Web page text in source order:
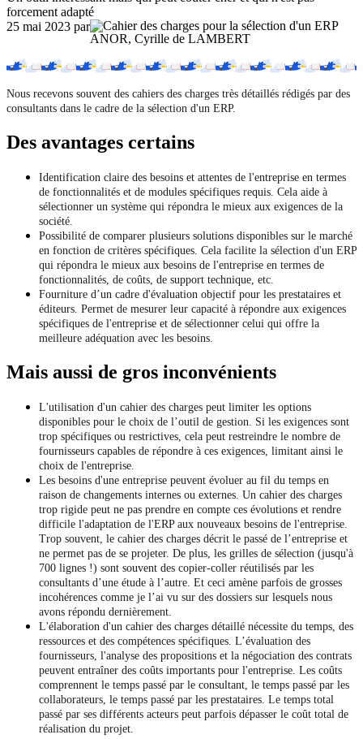
forcement adapté
25 mai 2023 par
ANOR, Cyrille de LAMBERT
Nous recevons souvent des cahiers des charges très détaillés rédigés par des
consultants dans le cadre de la sélection d'un ERP.
Des avantages certains
Identification claire des besoins et attentes de l'entreprise en termes
de fonctionnalités et de modules spécifiques requis. Cela aide à
sélectionner un système qui répondra le mieux aux exigences de la
société.
Possibilité de comparer plusieurs solutions disponibles sur le marché
en fonction de critères spécifiques. Cela facilite la sélection d'un ERP
qui répondra le mieux aux besoins de l'entreprise en termes de
fonctionnalités, de coûts, de support technique, etc.
Fourniture d’un cadre d'évaluation objectif pour les prestataires et
éditeurs. Permet de mesurer leur capacité à répondre aux exigences
spécifiques de l'entreprise et de sélectionner celui qui offre la
meilleure adéquation avec les besoins.
Mais aussi de gros inconvénients
L'utilisation d'un cahier des charges peut limiter les options
disponibles pour le choix de l’outil de gestion. Si les exigences sont
trop spécifiques ou restrictives, cela peut restreindre le nombre de
fournisseurs capables de répondre à ces exigences, limitant ainsi le
choix de l'entreprise.
Les besoins d'une entreprise peuvent évoluer au fil du temps en
raison de changements internes ou externes. Un cahier des charges
trop rigide peut ne pas prendre en compte ces évolutions et rendre
difficile l'adaptation de l'ERP aux nouveaux besoins de l'entreprise.
Trop souvent, le cahier des charges décrit le passé de l’entreprise et
ne permet pas de se projeter. De plus, les grilles de sélection (jusqu'à
700 lignes !) sont souvent des copier-coller réutilisés par les
consultants d’une étude à l’autre. Et ceci amène parfois de grosses
incohérences comme je l’ai vu sur des dossiers sur lesquels nous
avons répondu dernièrement.
L'élaboration d'un cahier des charges détaillé nécessite du temps, des
ressources et des compétences spécifiques. L’évaluation des
fournisseurs, l'analyse des propositions et la négociation des contrats
peuvent entraîner des coûts importants pour l'entreprise. Les coûts
comprennent le temps passé par le consultant, le temps passé par les
collaborateurs, le temps passé par les prestataires. Le temps total
passé par ses différents acteurs peut parfois dépasser le coût total de
réalisation du projet.